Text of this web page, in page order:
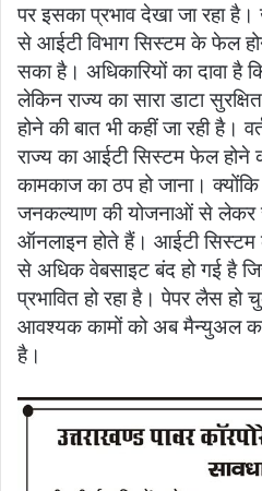
पर इसका प्रभाव देखा जा रहा
से आईटी विभाग सिस्टम के फेल
सका है। अधिकारियों का दावा है
लेकिन राज्य का सारा डाटा
होने की बात भी कहीं जा रही है।
राज्य का आईटी सिस्टम फेल होने
कामकाज का ठप हो जाना।
जनकल्याण की योजनाओं से लेकर
ऑनलाइन होते हैं। आईटी
से अधिक वेबसाइट बंद हो गई है
प्रभावित हो रहा है। पेपर लैस हो
आवश्यक कामों को अब मैन्युअल
है।